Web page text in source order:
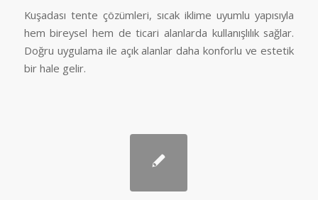
Kuşadası tente çözümleri, sıcak iklime uyumlu yapısıyla
hem bireysel hem de ticari alanlarda kullanışlılık sağlar.
Doğru uygulama ile açık alanlar daha konforlu ve estetik
bir hale gelir.